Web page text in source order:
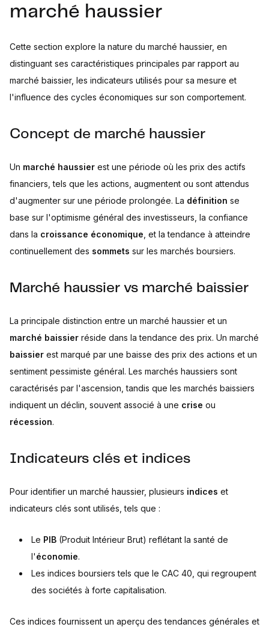
marché haussier
Cette section explore la nature du marché haussier, en
distinguant ses caractéristiques principales par rapport au
marché baissier, les indicateurs utilisés pour sa mesure et
l'influence des cycles économiques sur son comportement.
Concept de marché haussier
Un marché haussier est une période où les prix des actifs
financiers, tels que les actions, augmentent ou sont attendus
d'augmenter sur une période prolongée. La définition se
base sur l'optimisme général des investisseurs, la confiance
dans la croissance économique , et la tendance à atteindre
continuellement des sommets sur les marchés boursiers.
Marché haussier vs marché baissier
La principale distinction entre un marché haussier et un
marché baissier réside dans la tendance des prix. Un marché
baissier est marqué par une baisse des prix des actions et un
sentiment pessimiste général. Les marchés haussiers sont
caractérisés par l'ascension, tandis que les marchés baissiers
indiquent un déclin, souvent associé à une crise ou
récession.
Indicateurs clés et indices
Pour identifier un marché haussier, plusieurs indices et
indicateurs clés sont utilisés, tels que :
Le PIB (Produit Intérieur Brut) reflétant la santé de
l'économie.
Les indices boursiers tels que le CAC 40, qui regroupent
des sociétés à forte capitalisation.
Ces indices fournissent un aperçu des tendances générales et